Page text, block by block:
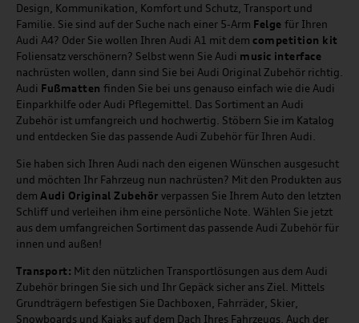
Design, Kommunikation, Komfort und Schutz, Transport und
Familie. Sie sind auf der Suche nach einer 5-Arm Felge für Ihren
Audi A4? Oder Sie wollen Ihren Audi A1 mit dem competition kit
Foliensatz verschönern? Selbst wenn Sie Audi music interface
nachrüsten wollen, dann sind Sie bei Audi Original Zubehör richtig.
Audi Fußmatten finden Sie bei uns genauso einfach wie die Audi
Einparkhilfe oder Audi Pflegemittel. Das Sortiment an Audi
Zubehör ist umfangreich und hochwertig. Stöbern Sie im Katalog
und entdecken Sie das passende Audi Zubehör für Ihren Audi.
Sie haben sich Ihren Audi nach den eigenen Wünschen ausgesucht
und möchten Ihr Fahrzeug nun nachrüsten? Mit den Produkten aus
dem Audi Original Zubehör verpassen Sie Ihrem Auto den letzten
Schliff und verleihen ihm eine persönliche Note. Wählen Sie jetzt
aus dem umfangreichen Sortiment das passende Audi Zubehör für
innen und außen!
Transport: Mit den nützlichen Transportlösungen aus dem Audi
Zubehör bringen Sie sich und Ihr Gepäck sicher ans Ziel. Mittels
Grundträgern befestigen Sie Dachboxen, Fahrräder, Skier,
Snowboards und Kajaks auf dem Dach Ihres Fahrzeugs. Auch der